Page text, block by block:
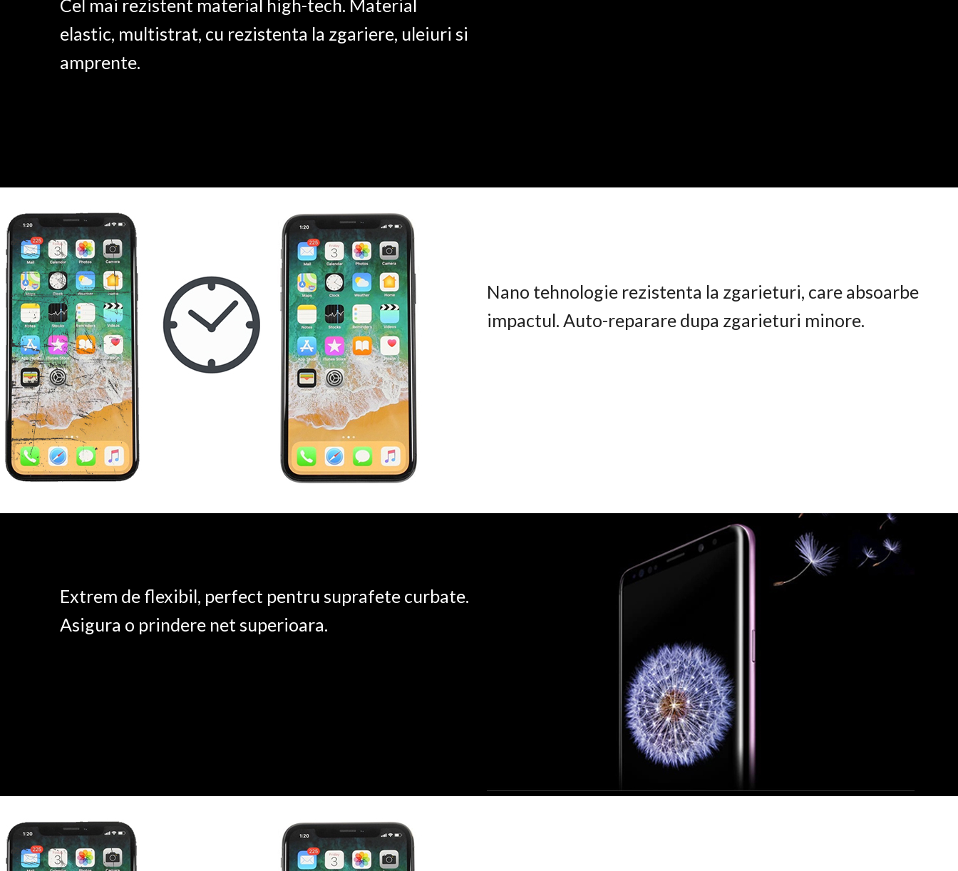
Cel mai rezistent material high-tech. Material
elastic, multistrat, cu rezistenta la zgariere, uleiuri si
amprente.
Nano tehnologie rezistenta la zgarieturi, care absoarbe
impactul. Auto-reparare dupa zgarieturi minore.
Extrem de flexibil, perfect pentru suprafete curbate.
Asigura o prindere net superioara.